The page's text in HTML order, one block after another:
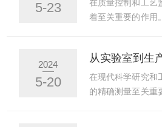
人为错误的发生，
于水平状态。清洁
根据天平的说明
准。这有助于提高
正确使用：在称量
5-23
在质量控制和工艺
着至关重要的作用
稳定运行，并进行
少的。首先，定期
性能稳定的基础。
2024
5-20
在现代科学研究和
的精确测量至关重